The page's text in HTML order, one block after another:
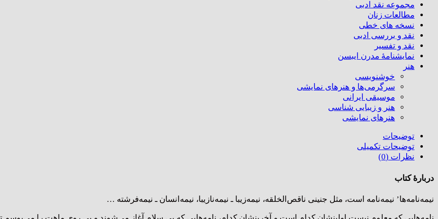
مجموعه نقد ادبی
مطالعات زنان
نسخه های خطی
نقد و بررسی ادبی
نقد و تفسیر
نمایشنامۀ مدرن ایبسن
هنر
خوشنویسی
سرگرمی‌ها و هنرهای نمایشی
موسیقی ایرانی
هنر و زیبایی شناسی
هنر‌های نمایشی
توضیحات
توضیحات تکمیلی
نظرات (0)
دربارۀ کتاب
نیمه‌نامه‌ها’ نیمه‌نامه است، مثل جنینی ناقص‌الخلقه، نیمه‌زیبا ـ نیمه‌نازیبا، نیمه‌انسان ـ نیمه‌فرشته …